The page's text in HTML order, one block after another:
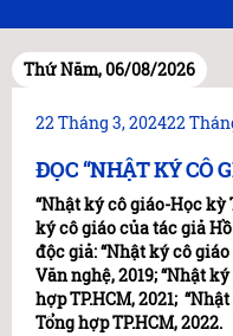
Thứ Năm, 06/08/2026
Đăng
22 Tháng 3, 202422
ĐỌC “NHẬT KÝ CÔ
“Nhật ký cô giáo-Học kỳ
ký cô giáo của tác giả
độc giả: “Nhật ký cô
Văn nghệ, 2019; “Nhật
hợp TP.HCM, 2021;
Tổng hợp TP.HCM, 2022.